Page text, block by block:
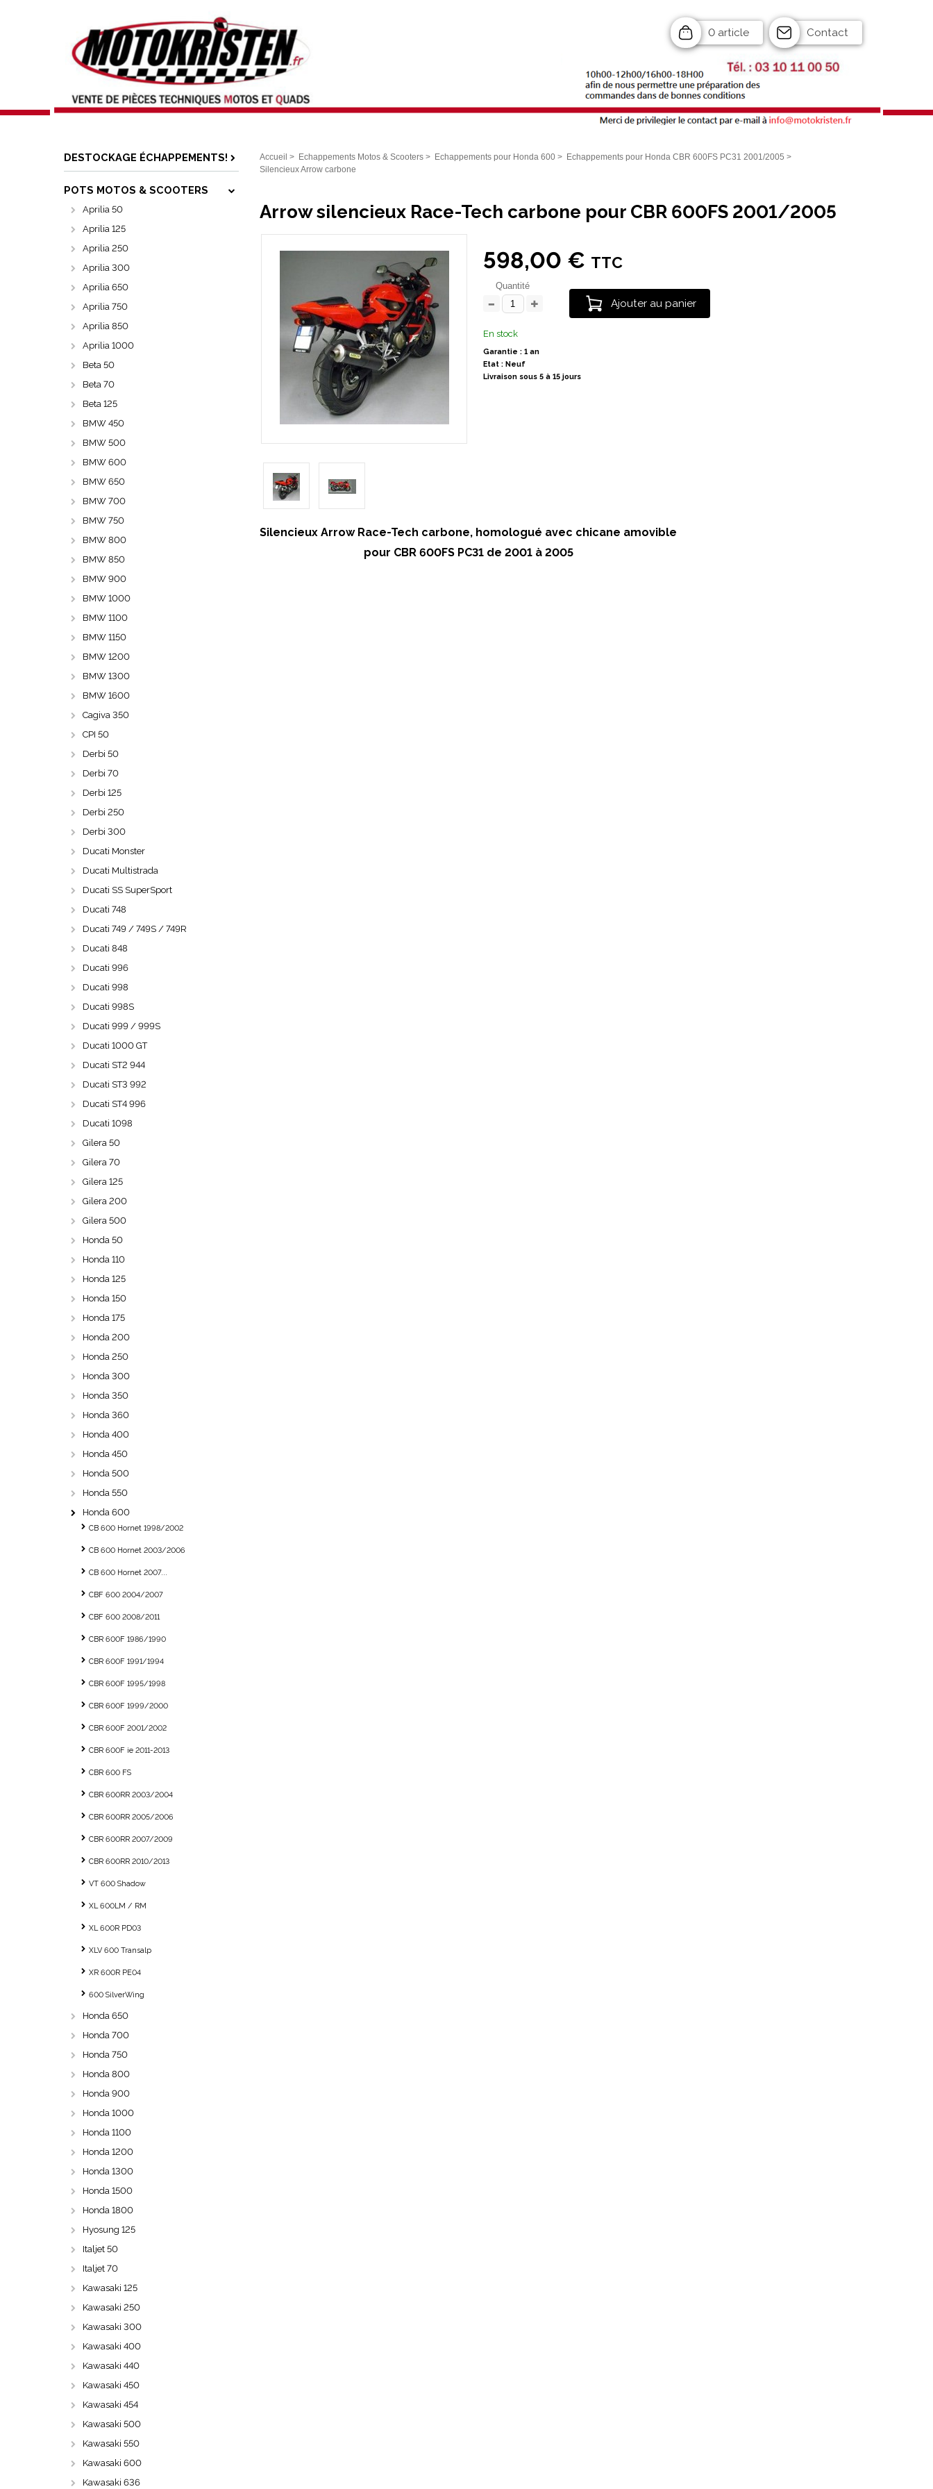
0 article Contact
DESTOCKAGE ÉCHAPPEMENTS!
POTS MOTOS & SCOOTERS
Aprilia 50
Aprilia 125
Aprilia 250
Aprilia 300
Aprilia 650
Aprilia 750
Aprilia 850
Aprilia 1000
Beta 50
Beta 70
Beta 125
BMW 450
BMW 500
BMW 600
BMW 650
BMW 700
BMW 750
BMW 800
BMW 850
BMW 900
BMW 1000
BMW 1100
BMW 1150
BMW 1200
BMW 1300
BMW 1600
Cagiva 350
CPI 50
Derbi 50
Derbi 70
Derbi 125
Derbi 250
Derbi 300
Ducati Monster
Ducati Multistrada
Ducati SS SuperSport
Ducati 748
Ducati 749 / 749S / 749R
Ducati 848
Ducati 996
Ducati 998
Ducati 998S
Ducati 999 / 999S
Ducati 1000 GT
Ducati ST2 944
Ducati ST3 992
Ducati ST4 996
Ducati 1098
Gilera 50
Gilera 70
Gilera 125
Gilera 200
Gilera 500
Honda 50
Honda 110
Honda 125
Honda 150
Honda 175
Honda 200
Honda 250
Honda 300
Honda 350
Honda 360
Honda 400
Honda 450
Honda 500
Honda 550
Honda 600
CB 600 Hornet 1998/2002
CB 600 Hornet 2003/2006
CB 600 Hornet 2007...
CBF 600 2004/2007
CBF 600 2008/2011
CBR 600F 1986/1990
CBR 600F 1991/1994
CBR 600F 1995/1998
CBR 600F 1999/2000
CBR 600F 2001/2002
CBR 600F ie 2011-2013
CBR 600 FS
CBR 600RR 2003/2004
CBR 600RR 2005/2006
CBR 600RR 2007/2009
CBR 600RR 2010/2013
VT 600 Shadow
XL 600LM / RM
XL 600R PD03
XLV 600 Transalp
XR 600R PE04
600 SilverWing
Honda 650
Honda 700
Honda 750
Honda 800
Honda 900
Honda 1000
Honda 1100
Honda 1200
Honda 1300
Honda 1500
Honda 1800
Hyosung 125
Italjet 50
Italjet 70
Kawasaki 125
Kawasaki 250
Kawasaki 300
Kawasaki 400
Kawasaki 440
Kawasaki 450
Kawasaki 454
Kawasaki 500
Kawasaki 550
Kawasaki 600
Kawasaki 636
Accueil > Echappements Motos & Scooters > Echappements pour Honda 600 > Echappements pour Honda CBR 600FS PC31 2001/2005 >
Silencieux Arrow carbone
Arrow silencieux Race-Tech carbone pour CBR 600FS 2001/2005
598,00 € TTC
Quantité
Ajouter au panier
En stock
Garantie : 1 an
Etat : Neuf
Livraison sous 5 à 15 jours
Silencieux Arrow Race-Tech carbone, homologué avec chicane amovible
pour CBR 600FS PC31 de 2001 à 2005